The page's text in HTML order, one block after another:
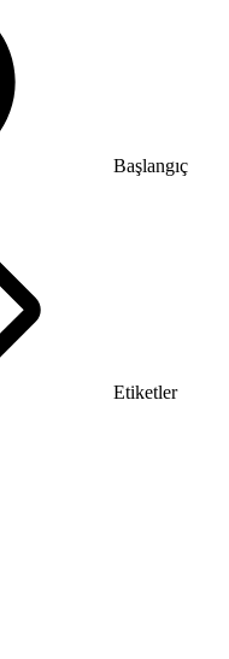
Başlangıç
Etiketler